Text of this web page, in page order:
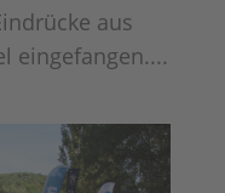
aus
eingefangen....